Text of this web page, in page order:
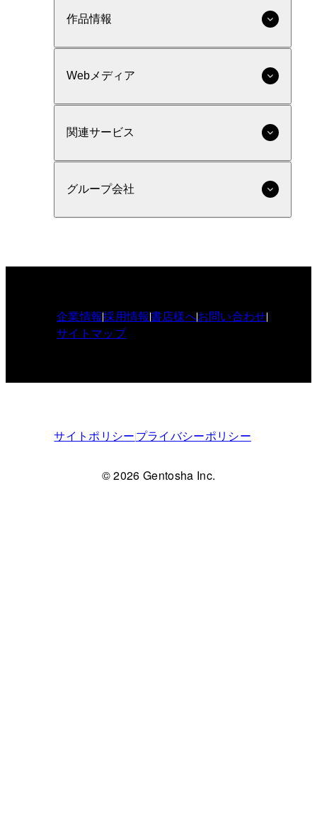
作品情報
Webメディア
関連サービス
グループ会社
企業情報採用情報書店様へお問い合わせ
サイトマップ
サイトポリシープライバシーポリシー
© 2026 Gentosha Inc.